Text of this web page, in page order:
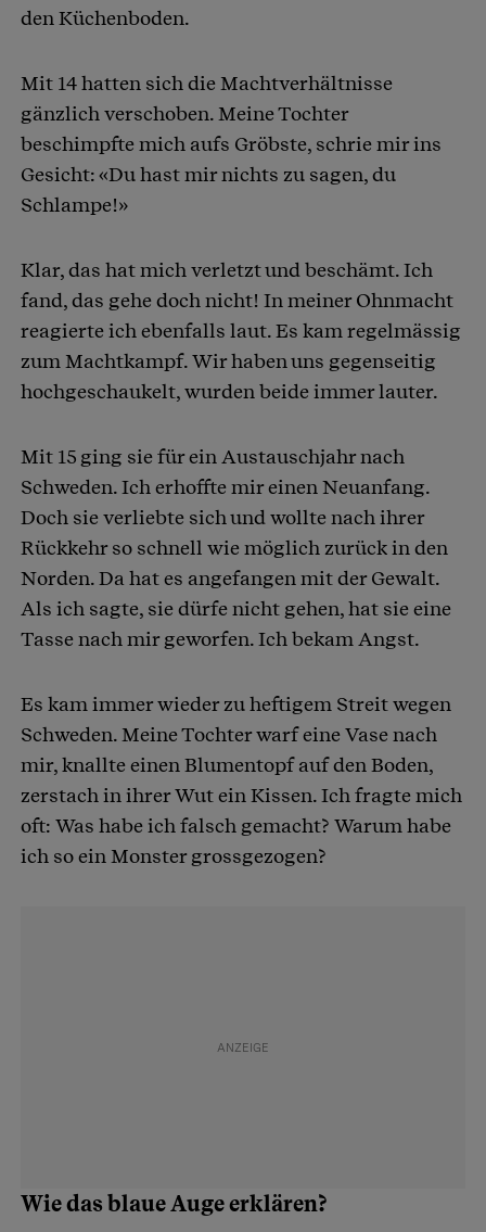
den Küchenboden.
Mit 14 hatten sich die Machtverhältnisse
gänzlich verschoben. Meine Tochter
beschimpfte mich aufs Gröbste, schrie mir ins
Gesicht: «Du hast mir nichts zu sagen, du
Schlampe!»
Klar, das hat mich verletzt und beschämt. Ich
fand, das gehe doch nicht! In meiner Ohnmacht
reagierte ich ebenfalls laut. Es kam regelmässig
zum Machtkampf. Wir haben uns gegenseitig
hochgeschaukelt, wurden beide immer lauter.
Mit 15 ging sie für ein Austauschjahr nach
Schweden. Ich erhoffte mir einen Neuanfang.
Doch sie verliebte sich und wollte nach ihrer
Rückkehr so schnell wie möglich zurück in den
Norden. Da hat es angefangen mit der Gewalt.
Als ich sagte, sie dürfe nicht gehen, hat sie eine
Tasse nach mir geworfen. Ich bekam Angst.
Es kam immer wieder zu heftigem Streit wegen
Schweden. Meine Tochter warf eine Vase nach
mir, knallte einen Blumentopf auf den Boden,
zerstach in ihrer Wut ein Kissen. Ich fragte mich
oft: Was habe ich falsch gemacht? Warum habe
ich so ein Monster grossgezogen?
Wie das blaue Auge erklären?